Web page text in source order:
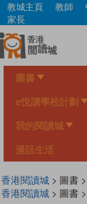
Skip
main
content
教城主頁 教師
家長
圖書
e悅讀學校計劃
我的閱讀城
漫話生活
香港閱讀城> 圖書 >
香港閱讀城> 圖書 >